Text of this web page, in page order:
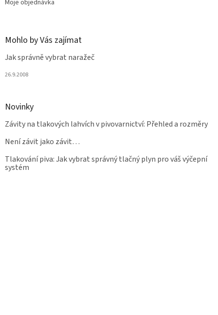
Moje objednávka
Mohlo by Vás zajímat
Jak správně vybrat naražeč
26.9.2008
Novinky
Závity na tlakových lahvích v pivovarnictví: Přehled a rozměry
Není závit jako závit…
Tlakování piva: Jak vybrat správný tlačný plyn pro váš výčepní
systém